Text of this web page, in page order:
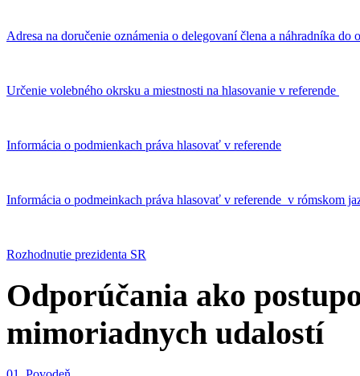
Adresa na doručenie oznámenia o delegovaní člena a náhradníka
Určenie volebného okrsku a miestnosti na hlasovanie v referende
Informácia o podmienkach práva hlasovať v referende
Informácia o podmeinkach práva hlasovať v referende v rómskom
Rozhodnutie prezidenta SR
Odporúčania ako
mimoriadnych udalostí